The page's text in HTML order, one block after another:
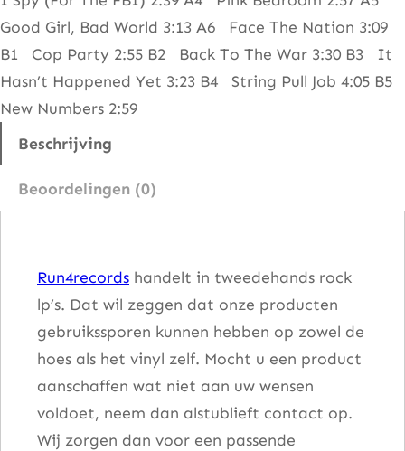
t
–
T
w
o
i
Good Girl, Bad World 3:13 A6 Face The Nation 3:09
B1 Cop Party 2:55 B2 Back To The War 3:30 B3 It
Hasn’t Happened Yet 3:23 B4 String Pull Job 4:05 B5
New Numbers 2:59
Beschrijving
Beoordelingen (0)
Run4records handelt in tweedehands rock
lp’s. Dat wil zeggen dat onze producten
gebruikssporen kunnen hebben op zowel de
hoes als het vinyl zelf. Mocht u een product
aanschaffen wat niet aan uw wensen
voldoet, neem dan alstublieft contact op.
Wij zorgen dan voor een passende